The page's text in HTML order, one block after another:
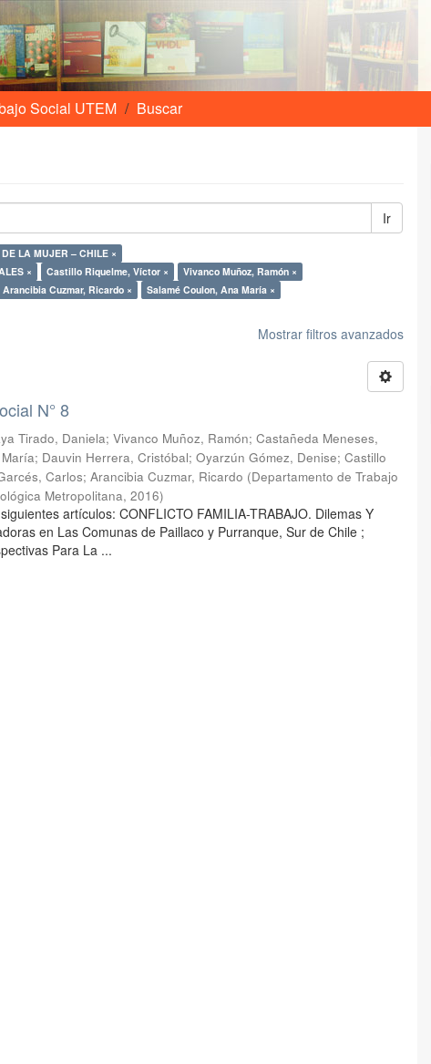
Social UTEM Buscar
Ir
LA MUJER – CHILE ×
× Castillo Riquelme, Víctor ×
Vivanco Muñoz, Ramón ×
Arancibia Cuzmar, Ricardo ×
Salamé Coulon, Ana María ×
Mostrar filtros avanzados
N° 8
Tirado, Daniela;Vivanco Muñoz, Ramón;Castañeda Meneses,
; Dauvin Herrera, Cristóbal;Oyarzún Gómez, Denise;Castillo
Carlos;Arancibia Cuzmar, Ricardo (Departamento de Trabajo
Metropolitana,2016)
artículos: CONFLICTO FAMILIA-TRABAJO. Dilemas Y
en Las Comunas de Paillaco y Purranque, Sur de Chile ;
Para La ...